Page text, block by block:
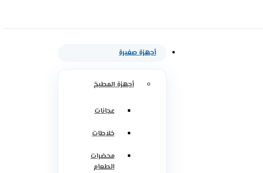
أجهزة صغيرة
أجهزة المطبخ
عجانات
خلاطات
محضرات
الطعام